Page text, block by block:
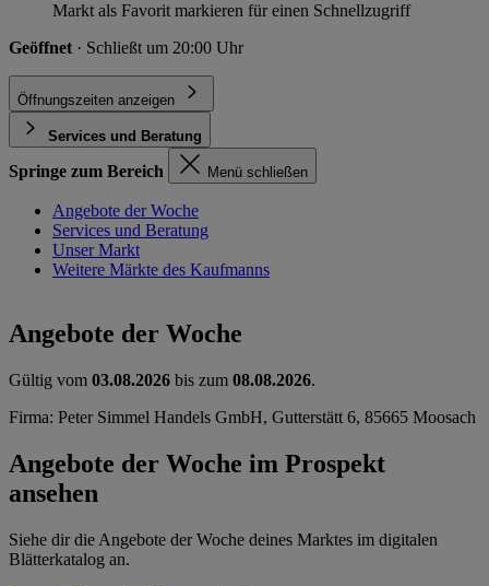
Markt als Favorit markieren für einen Schnellzugriff
Geöffnet · Schließt um 20:00 Uhr
Öffnungszeiten anzeigen
Services und Beratung
Springe zum Bereich Menü schließen
Angebote der Woche
Services und Beratung
Unser Markt
Weitere Märkte des Kaufmanns
Angebote der Woche
Gültig vom 03.08.2026 bis zum 08.08.2026.
Firma: Peter Simmel Handels GmbH, Gutterstätt 6, 85665 Moosach
Angebote der Woche im Prospekt
ansehen
Siehe dir die Angebote der Woche deines Marktes im digitalen
Blätterkatalog an.